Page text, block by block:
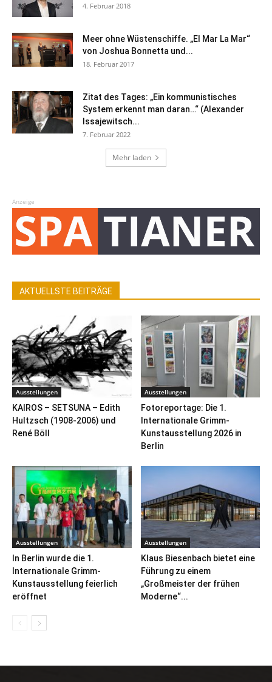
4. Februar 2018
Meer ohne Wüstenschiffe. „El Mar La Mar“
von Joshua Bonnetta und...
18. Februar 2017
Zitat des Tages: „Ein kommunistisches
System erkennt man daran…“ (Alexander
Issajewitsch...
7. Februar 2022
Mehr laden
Anzeige
AKTUELLSTE BEITRÄGE
Ausstellungen
KAIROS – SETSUNA – Edith
Hultzsch (1908-2006) und
René Böll
Ausstellungen
Fotoreportage: Die 1.
Internationale Grimm-
Kunstausstellung 2026 in
Berlin
Ausstellungen
In Berlin wurde die 1.
Internationale Grimm-
Kunstausstellung feierlich
eröffnet
Ausstellungen
Klaus Biesenbach bietet eine
Führung zu einem
„Großmeister der frühen
Moderne“...